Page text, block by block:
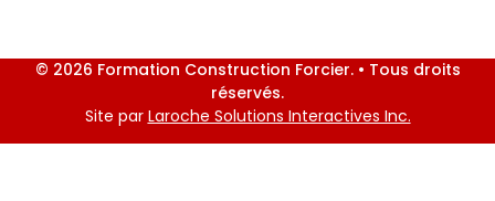
© 2026 Formation Construction Forcier. • Tous droits
réservés.
Site par Laroche Solutions Interactives Inc.